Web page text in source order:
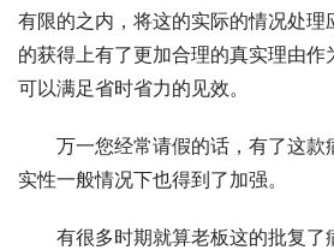
有限的之内，将这的实际的情况处理
的获得上有了更加合理的真实理由
可以满足省时省力的见效。
万一您经常请假的话，有了这款
实性一般情况下也得到了加强。
有很多时期就算老板这的批复了